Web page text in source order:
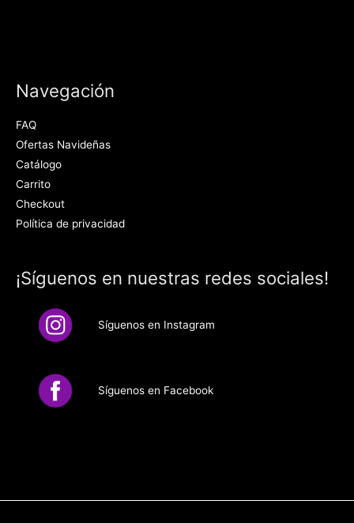
Navegación
FAQ
Ofertas Navideñas
Catálogo
Carrito
Checkout
Política de privacidad
¡Síguenos en nuestras redes sociales!
Síguenos en Instagram
Síguenos en Facebook